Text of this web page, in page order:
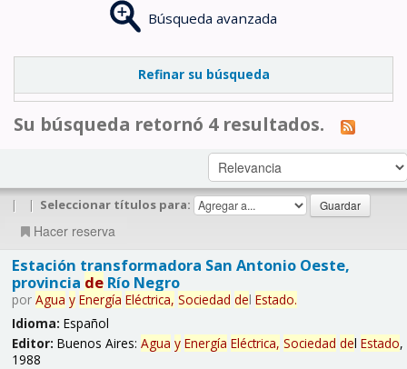
Búsqueda avanzada
Refinar su búsqueda
Su búsqueda retornó 4 resultados.
| | Seleccionar títulos para:
Hacer reserva
Estación transformadora San Antonio Oeste,
provincia deRío Negro
por Agua y Energía Eléctrica, Sociedad del Estado.
Idioma: Español
Editor: Buenos Aires: Agua y Energía Eléctrica, Sociedad del Estado,
1988